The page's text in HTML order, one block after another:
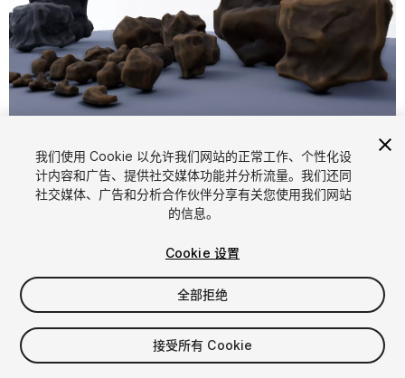
1/7
$4.99
增值税将在结算时计算
我们使用 Cookie 以允许我们网站的正常工作、个性化设
计内容和广告、提供社交媒体功能并分析流量。我们还同
社交媒体、广告和分析合作伙伴分享有关您使用我们网站
的信息。
Cookie 设置
全部拒绝
接受所有 Cookie